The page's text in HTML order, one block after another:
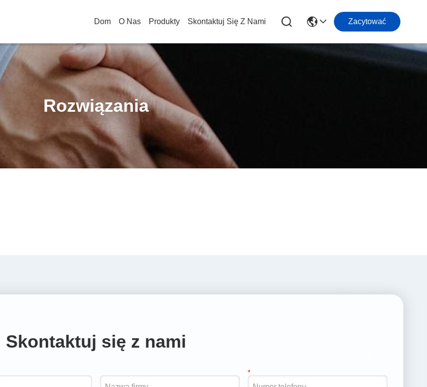
Dom O Nas Produkty Skontaktuj Się Z Nami Zacytować
Rozwiązania
Skontaktuj się z nami